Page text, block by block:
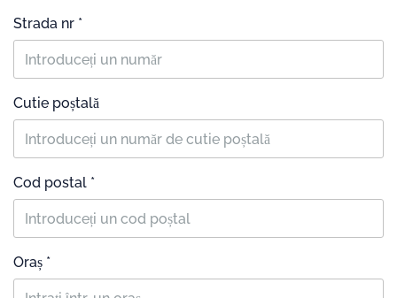
Strada nr *
Cutie poștală
Cod postal *
Oraș *